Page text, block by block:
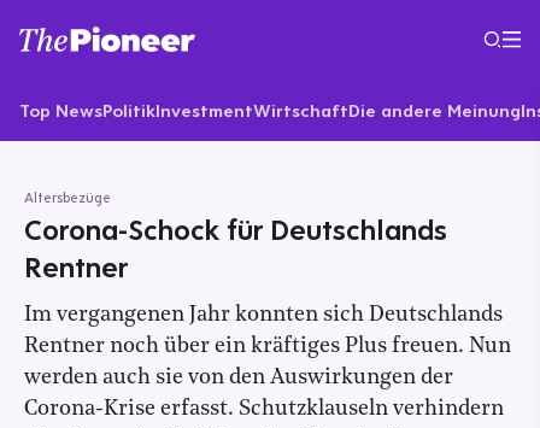
Top NewsPolitikInvestmentWirtschaftDie andere Meinung
Altersbezüge
Corona-Schock für Deutschlands
Rentner
Im vergangenen Jahr konnten sich Deutschlands
Rentner noch über ein kräftiges Plus freuen. Nun
werden auch sie von den Auswirkungen der
Corona-Krise erfasst. Schutzklauseln verhindern